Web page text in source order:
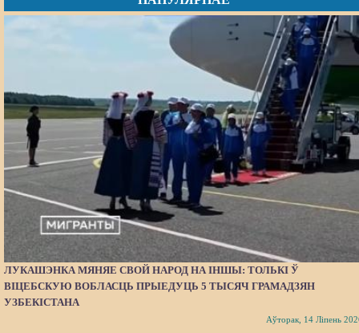
ЛУКАШЭНКА МЯНЯЕ СВОЙ НАРОД НА ІНШЫ: ТОЛЬКІ Ў
ВІЦЕБСКУЮ ВОБЛАСЦЬ ПРЫЕДУЦЬ 5 ТЫСЯЧ ГРАМАДЗЯН
УЗБЕКІСТАНА
Аўторак, 14 Ліпень